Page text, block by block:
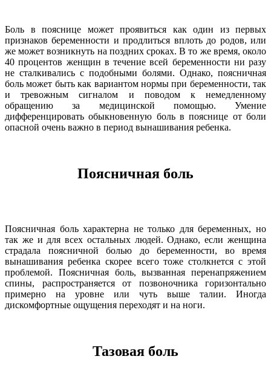
Боль в пояснице может проявиться как один из первых
признаков беременности и продлиться вплоть до родов, или
же может возникнуть на поздних сроках. В то же время, около
40 процентов женщин в течение всей беременности ни разу
не сталкивались с подобными болями. Однако, поясничная
боль может быть как вариантом нормы при беременности, так
и тревожным сигналом и поводом к немедленному
обращению за медицинской помощью. Умение
дифференцировать обыкновенную боль в пояснице от боли
опасной очень важно в период вынашивания ребенка.
Поясничная боль
Поясничная боль характерна не только для беременных, но
так же и для всех остальных людей. Однако, если женщина
страдала поясничной болью до беременности, во время
вынашивания ребенка скорее всего тоже столкнется с этой
проблемой. Поясничная боль, вызванная перенапряжением
спины, распространяется от позвоночника горизонтально
примерно на уровне или чуть выше талии. Иногда
дискомфортные ощущения переходят и на ноги.
Тазовая боль